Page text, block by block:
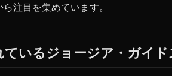
注目を集めています。
いるジョージア・ガイド